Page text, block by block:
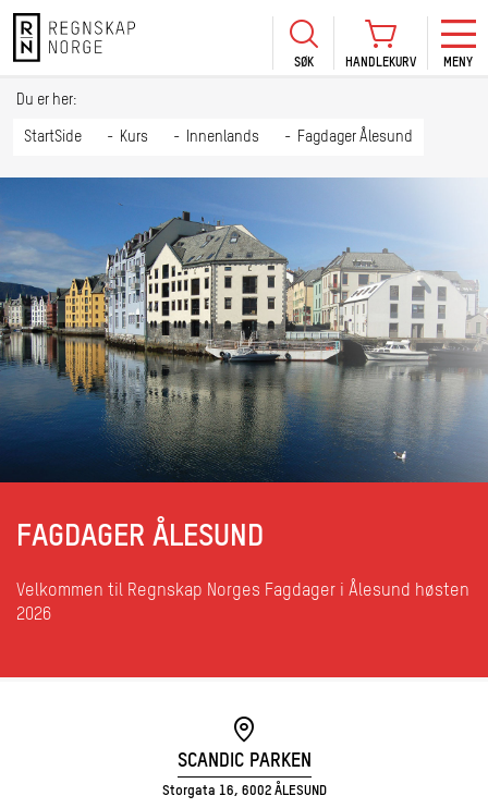
SØK HANDLEKURV MENY
2026
Kurs
Du er her:
StartSide Kurs Innenlands Fagdager Ålesund
FAGDAGER ÅLESUND
Velkommen til Regnskap Norges Fagdager i Ålesund høsten
2026
SCANDIC PARKEN
Storgata 16, 6002 ÅLESUND